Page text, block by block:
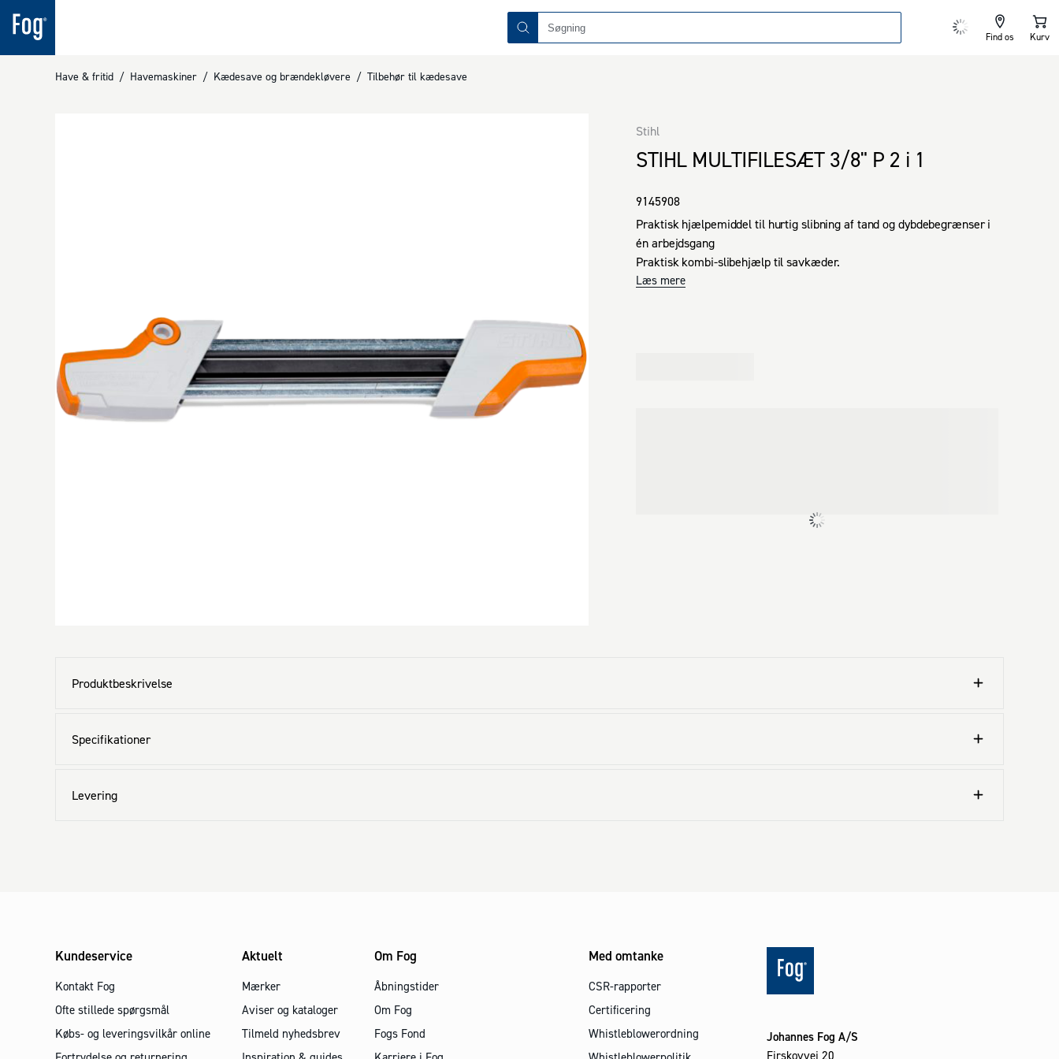
Find os Kurv
Have & fritid / Havemaskiner / Kædesave og brændekløvere / Tilbehør til kædesave
STIHL MULTIFILESÆT 3/8" P 2 i 1
Stihl
9145908
Praktisk hjælpemiddel til hurtig slibning af tand og dybdebegrænser i
én arbejdsgang
Praktisk kombi-slibehjælp til savkæder.
Læs mere
Produktbeskrivelse
Specifikationer
Levering
Kundeservice
Kontakt Fog
Ofte stillede spørgsmål
Købs- og leveringsvilkår online
Aktuelt
Mærker
Aviser og kataloger
Tilmeld nyhedsbrev
Om Fog
Åbningstider
Om Fog
Fogs Fond
Med omtanke
CSR-rapporter
Certificering
Whistleblowerordning
Johannes Fog A/S
Firskovvej 20